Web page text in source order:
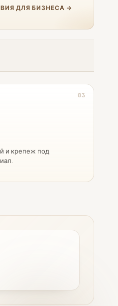
ДЛЯ БИЗНЕСА →
03
и крепеж под